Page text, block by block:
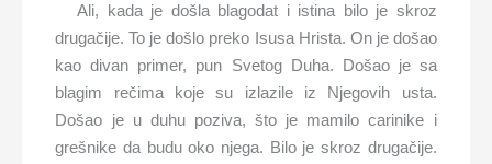
Ali, kada je došla blagodat i istina bilo je skroz
drugačije. To je došlo preko Isusa Hrista. On je došao
kao divan primer, pun Svetog Duha. Došao je sa
blagim rečima koje su izlazile iz Njegovih usta.
Došao je u duhu poziva, što je mamilo carinike i
grešnike da budu oko njega. Bilo je skroz drugačije.